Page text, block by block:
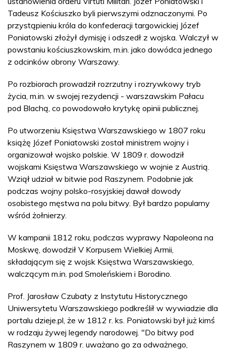
Tadeusz Kościuszko byli pierwszymi odznaczonymi. Po
przystąpieniu króla do konfederacji targowickiej Józef
Poniatowski złożył dymisję i odszedł z wojska. Walczył w
powstaniu kościuszkowskim, m.in. jako dowódca jednego
z odcinków obrony Warszawy.
Po rozbiorach prowadził rozrzutny i rozrywkowy tryb
życia, m.in. w swojej rezydencji - warszawskim Pałacu
pod Blachą, co powodowało krytykę opinii publicznej.
Po utworzeniu Księstwa Warszawskiego w 1807 roku
książę Józef Poniatowski został ministrem wojny i
organizował wojsko polskie. W 1809 r. dowodził
wojskami Księstwa Warszawskiego w wojnie z Austrią.
Wziął udział w bitwie pod Raszynem. Podobnie jak
podczas wojny polsko-rosyjskiej dawał dowody
osobistego męstwa na polu bitwy. Był bardzo popularny
wśród żołnierzy.
W kampanii 1812 roku, podczas wyprawy Napoleona na
Moskwę, dowodził V Korpusem Wielkiej Armii,
składającym się z wojsk Księstwa Warszawskiego,
walczącym m.in. pod Smoleńskiem i Borodino.
Prof. Jarosław Czubaty z Instytutu Historycznego
Uniwersytetu Warszawskiego podkreślił w wywiadzie dla
portalu dzieje.pl, że w 1812 r. ks. Poniatowski był już kimś
w rodzaju żywej legendy narodowej. "Do bitwy pod
Raszynem w 1809 r. uważano go za odważnego,